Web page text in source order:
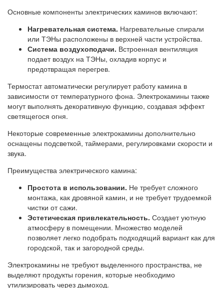
Основные компоненты электрических каминов включают:
Нагревательная система. Нагревательные спирали
или ТЭНы расположены в верхней части устройства.
Система воздухоподачи. Встроенная вентиляция
подает воздух на ТЭНы, охладив корпус и
предотвращая перегрев.
Термостат автоматически регулирует работу камина в
зависимости от температурного фона. Электрокамины также
могут выполнять декоративную функцию, создавая эффект
светящегося огня.
Некоторые современные электрокамины дополнительно
оснащены подсветкой, таймерами, регулировками скорости и
звука.
Преимущества электрического камина:
Простота в использовании. Не требует сложного
монтажа, как дровяной камин, и не требует трудоемкой
чистки от сажи.
Эстетическая привлекательность. Создает уютную
атмосферу в помещении. Множество моделей
позволяет легко подобрать подходящий вариант как для
городской, так и загородной среды.
Электрокамины не требуют выделенного пространства, не
выделяют продукты горения, которые необходимо
утилизировать через дымоход.